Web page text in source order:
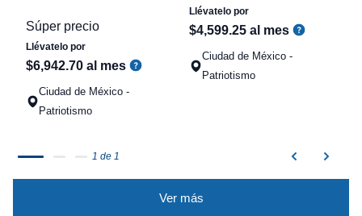
Súper precio
Llévatelo por
$6,942.70 al mes
Ciudad de México -
Patriotismo
Llévatelo por
$4,599.25 al mes
Ciudad de México -
Patriotismo
1 de 1
Ver más